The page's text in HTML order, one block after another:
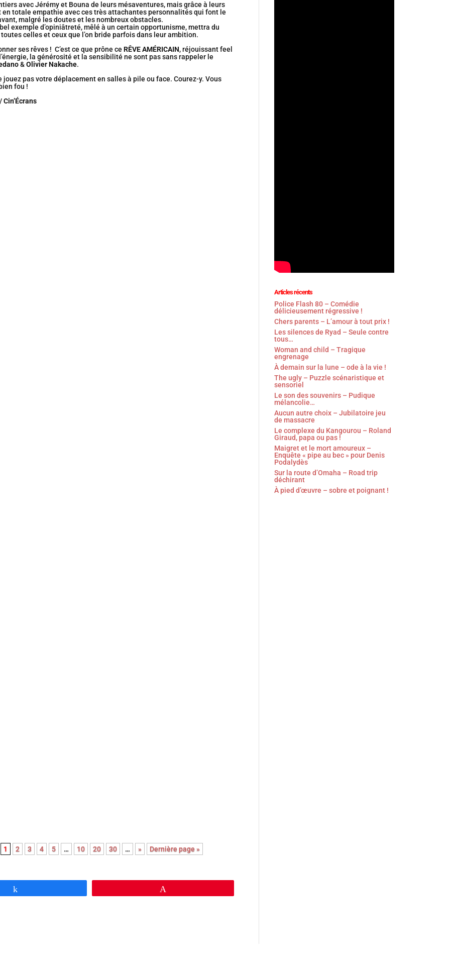
avec Jérémy et Bouna de leurs mésaventures, mais grâce à leurs
en totale empathie avec ces très attachantes personnalités qui font le
malgré les doutes et les nombreux obstacles.
exemple d’opiniâtreté, mêlé à un certain opportunisme, mettra du
celles et ceux que l’on bride parfois dans leur ambition.
ses rêves ! C’est ce que prône ce RÊVE AMÉRICAIN, réjouissant feel
la générosité et la sensibilité ne sont pas sans rappeler le
&Olivier Nakache.
jouez pas votre déplacement en salles à pile ou face. Courez-y. Vous
fou !
1 2 3 4 5 … 10 20 30 … » Dernière page »
Articles récents
Police Flash 80 – Comédie
délicieusement régressive !
Chers parents – L’amour à tout prix !
Les silences de Ryad – Seule contre
tous…
Woman and child – Tragique
engrenage
À demain sur la lune – ode à la vie !
The ugly – Puzzle scénaristique et
sensoriel
Le son des souvenirs – Pudique
mélancolie…
Aucun autre choix – Jubilatoire jeu
de massacre
Le complexe du Kangourou – Roland
Giraud, papa ou pas !
Maigret et le mort amoureux –
Enquête « pipe au bec » pour Denis
Podalydès
Sur la route d’Omaha – Road trip
déchirant
À pied d’œuvre – sobre et poignant !